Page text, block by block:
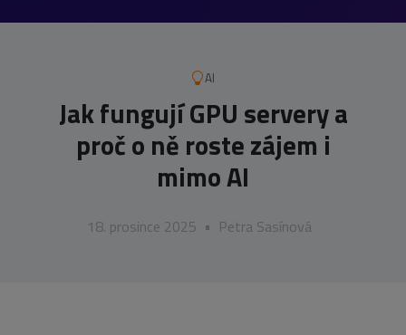
AI
Jak fungují GPU servery a
proč o ně roste zájem i
mimo AI
18. prosince 2025 • Petra Sasínová